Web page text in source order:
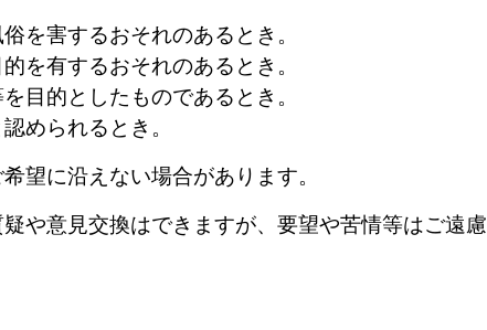
を害するおそれのあるとき。
を有するおそれのあるとき。
目的としたものであるとき。
められるとき。
望に沿えない場合があります。
や意見交換はできますが、要望や苦情等はご遠慮